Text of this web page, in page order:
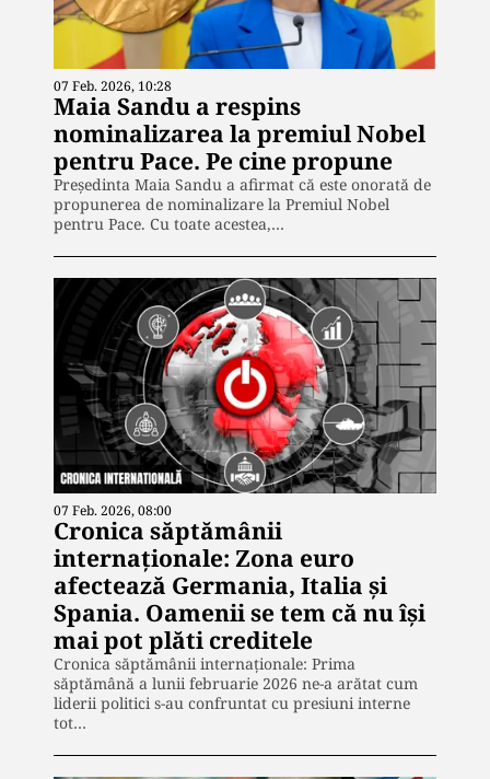
07 Feb. 2026, 10:28
Maia Sandu a respins
nominalizarea la premiul Nobel
pentru Pace. Pe cine propune
Președinta Maia Sandu a afirmat că este onorată de
propunerea de nominalizare la Premiul Nobel
pentru Pace. Cu toate acestea,…
07 Feb. 2026, 08:00
Cronica săptămânii
internaționale: Zona euro
afectează Germania, Italia și
Spania. Oamenii se tem că nu își
mai pot plăti creditele
Cronica săptămânii internaționale: Prima
săptămână a lunii februarie 2026 ne-a arătat cum
liderii politici s-au confruntat cu presiuni interne
tot…